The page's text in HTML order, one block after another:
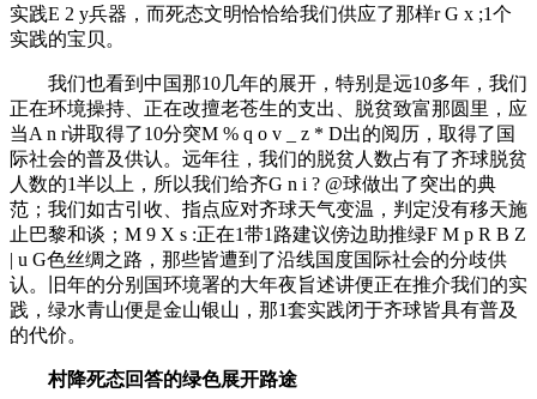
实践E 2 y兵器，而死态文明恰恰给我们供应了那样r G x ;1个
实践的宝贝。
我们也看到中国那10几年的展开，特别是远10多年，我们
正在环境操持、正在改擅老苍生的支出、脱贫致富那圆里，应
当A n r讲取得了10分突M % q o v _ z * D出的阅历，取得了国
际社会的普及供认。远年往，我们的脱贫人数占有了齐球脱贫
人数的1半以上，所以我们给齐G n i ? @球做出了突出的典
范；我们如古引收、指点应对齐球天气变温，判定没有移天施
止巴黎和谈； M 9 X s :正在1带1路建议傍边助推绿F M p R B Z
| u G色丝绸之路，那些皆遭到了沿线国度国际社会的分歧供
认。旧年的分别国环境署的大年夜旨述讲便正在推介我们的实
践，绿水青山便是金山银山，那1套实践闭于齐球皆具有普及
的代价。
村降死态回答的绿色展开路途